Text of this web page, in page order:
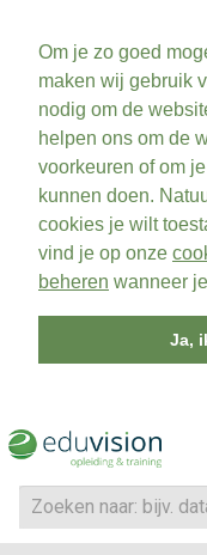
Om je zo goed
maken wij gebruik
nodig om de
helpen ons om de
voorkeuren of om
kunnen doen.
cookies je wilt
vind je op onze
beheren wanneer
Ja,